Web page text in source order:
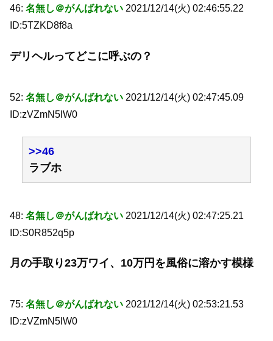
46: 名無し＠がんばれない 2021/12/14(火) 02:46:55.22
ID:5TZKD8f8a
デリヘルってどこに呼ぶの？
52: 名無し＠がんばれない 2021/12/14(火) 02:47:45.09
ID:zVZmN5lW0
>>46
ラブホ
48: 名無し＠がんばれない 2021/12/14(火) 02:47:25.21
ID:S0R852q5p
月の手取り23万ワイ、10万円を風俗に溶かす模様
75: 名無し＠がんばれない 2021/12/14(火) 02:53:21.53
ID:zVZmN5lW0